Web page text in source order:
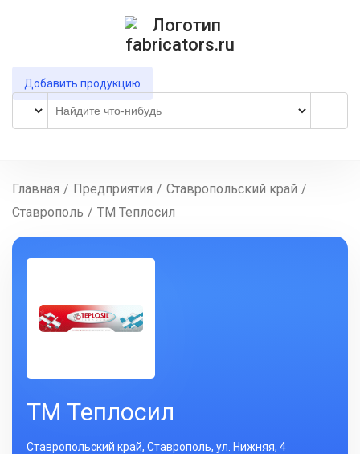
Добавить продукцию
Главная / Предприятия / Ставропольский край /
Ставрополь / ТМ Теплосил
ТМ Теплосил
Ставропольский край, Ставрополь, ул. Нижняя, 4